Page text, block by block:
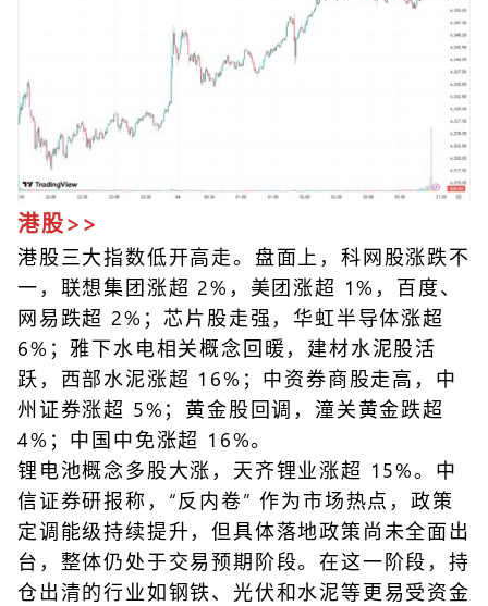
港股>>
港股三大指数低开高走。盘面上，科网股涨跌不
一，联想集团涨超 2%，美团涨超 1%，百度、
网易跌超 2%；芯片股走强，华虹半导体涨超
6%；雅下水电相关概念回暖，建材水泥股活
跃，西部水泥涨超 16%；中资券商股走高，中
州证券涨超 5%；黄金股回调，潼关黄金跌超
4%；中国中免涨超 16%。
锂电池概念多股大涨，天齐锂业涨超 15%。中
信证券研报称，“反内卷” 作为市场热点，政策
定调能级持续提升，但具体落地政策尚未全面出
台，整体仍处于交易预期阶段。在这一阶段，持
仓出清的行业如钢铁、光伏和水泥等更易受资金